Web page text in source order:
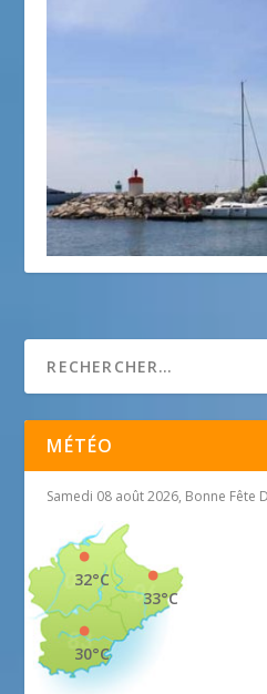
MÉTÉO
Samedi 08 août 2026, Bonne Fête
33°C
32°C
30°C